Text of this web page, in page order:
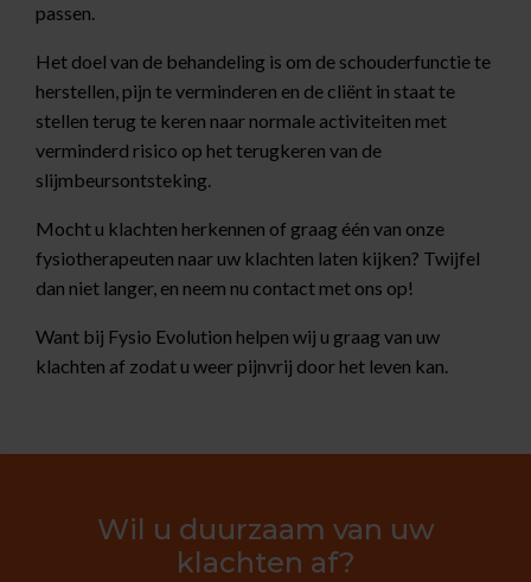
passen.
Het doel van de behandeling is om de schouderfunctie te
herstellen, pijn te verminderen en de cliënt in staat te
stellen terug te keren naar normale activiteiten met
verminderd risico op het terugkeren van de
slijmbeursontsteking.
Mocht u klachten herkennen of graag één van onze
fysiotherapeuten naar uw klachten laten kijken? Twijfel
dan niet langer, en neem nu contact met ons op!
Want bij Fysio Evolution helpen wij u graag van uw
klachten af zodat u weer pijnvrij door het leven kan.
Wil u duurzaam van uw
klachten af?